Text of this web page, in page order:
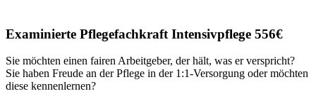
Examinierte Pflegefachkraft Intensivpflege 556€
Sie möchten einen fairen Arbeitgeber, der hält, was er verspricht?
Sie haben Freude an der Pflege in der 1:1-Versorgung oder möchten
diese kennenlernen?